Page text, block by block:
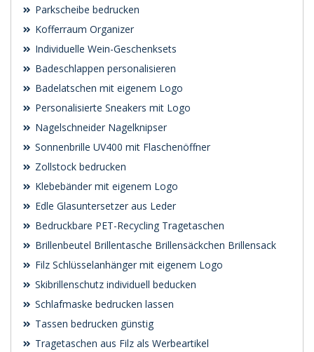
Parkscheibe bedrucken
Kofferraum Organizer
Individuelle Wein-Geschenksets
Badeschlappen personalisieren
Badelatschen mit eigenem Logo
Personalisierte Sneakers mit Logo
Nagelschneider Nagelknipser
Sonnenbrille UV400 mit Flaschenöffner
Zollstock bedrucken
Klebebänder mit eigenem Logo
Edle Glasuntersetzer aus Leder
Bedruckbare PET-Recycling Tragetaschen
Brillenbeutel Brillentasche Brillensäckchen Brillensack
Filz Schlüsselanhänger mit eigenem Logo
Skibrillenschutz individuell beducken
Schlafmaske bedrucken lassen
Tassen bedrucken günstig
Tragetaschen aus Filz als Werbeartikel